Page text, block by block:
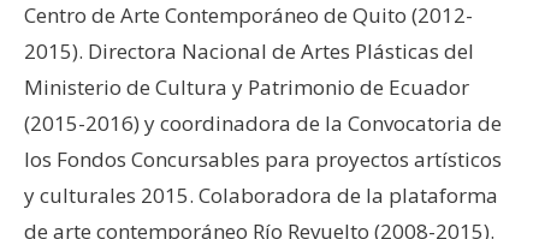
Centro de Arte Contemporáneo de Quito (2012-
2015). Directora Nacional de Artes Plásticas del
Ministerio de Cultura y Patrimonio de Ecuador
(2015-2016) y coordinadora de la Convocatoria de
los Fondos Concursables para proyectos artísticos
y culturales 2015. Colaboradora de la plataforma
de arte contemporáneo Río Revuelto (2008-2015).